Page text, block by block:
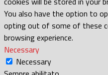
You also have the option to
opting out of some of these
browsing experience.
Necessary
Necessary